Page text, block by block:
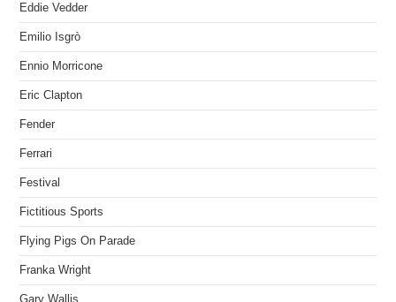
Eddie Vedder
Emilio Isgrò
Ennio Morricone
Eric Clapton
Fender
Ferrari
Festival
Fictitious Sports
Flying Pigs On Parade
Franka Wright
Gary Wallis